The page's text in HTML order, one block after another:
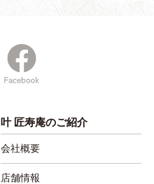
叶 匠寿庵のご紹介
会社概要
店舗情報